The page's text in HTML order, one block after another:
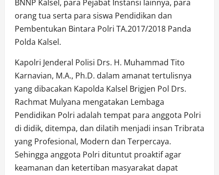
BNNP Kalsel, para Pejabat Instansi lainnya, para
orang tua serta para siswa Pendidikan dan
Pembentukan Bintara Polri TA.2017/2018 Panda
Polda Kalsel.
Kapolri Jenderal Polisi Drs. H. Muhammad Tito
Karnavian, M.A., Ph.D. dalam amanat tertulisnya
yang dibacakan Kapolda Kalsel Brigjen Pol Drs.
Rachmat Mulyana mengatakan Lembaga
Pendidikan Polri adalah tempat para anggota Polri
di didik, ditempa, dan dilatih menjadi insan Tribrata
yang Profesional, Modern dan Terpercaya.
Sehingga anggota Polri dituntut proaktif agar
keamanan dan ketertiban masyarakat dapat